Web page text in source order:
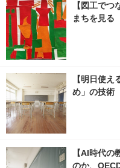
【図工でつ
まちを見る
【明日使
め」の技術
【AI時代
のか、